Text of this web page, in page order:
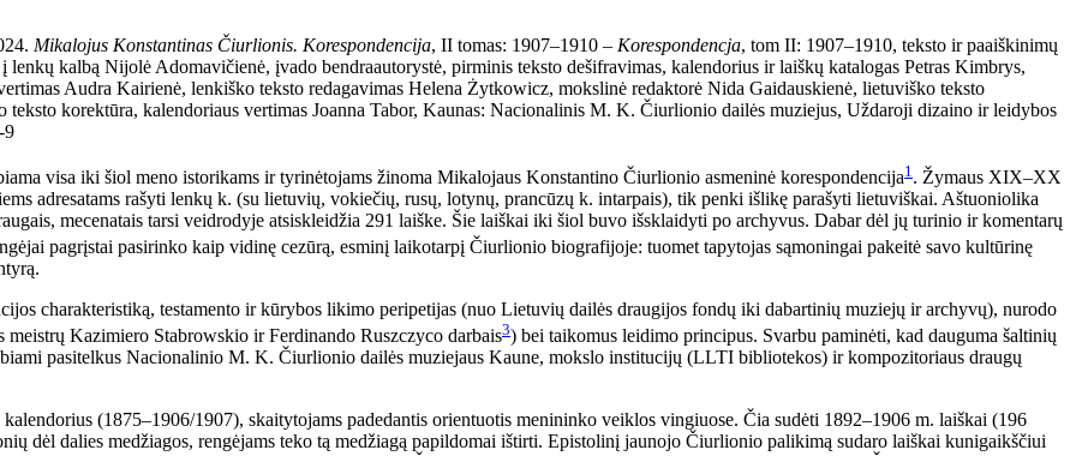
Mikalojus Konstantinas Čiurlionis. Korespondencija, II tomas: 1907–1910 – Korespondencja, tom II: 1907–1910, teksto ir paaiškinimų
kalbą Nijolė Adomavičienė, įvado bendraautorystė, pirminis teksto dešifravimas, kalendorius ir laiškų katalogas Petras Kimbrys,
Audra Kairienė, lenkiško teksto redagavimas Helena Żytkowicz, mokslinė redaktorė Nida Gaidauskienė, lietuviško teksto
teksto korektūra, kalendoriaus vertimas Joanna Tabor, Kaunas: Nacionalinis M. K. Čiurlionio dailės muziejus, Uždaroji dizaino ir leidybos
9
visa iki šiol meno istorikams ir tyrinėtojams žinoma Mikalojaus Konstantino Čiurlionio asmeninė korespondencija1 . Žymaus XIX–XX
adresatams rašyti lenkų k. (su lietuvių, vokiečių, rusų, lotynų, prancūzų k. intarpais), tik penki išlikę parašyti lietuviškai. Aštuoniolika
mecenatais tarsi veidrodyje atsiskleidžia 291 laiške. Šie laiškai iki šiol buvo išsklaidyti po archyvus. Dabar dėl jų turinio ir komentarų
pagrįstai pasirinko kaip vidinę cezūrą, esminį laikotarpį Čiurlionio biografijoje: tuomet tapytojas sąmoningai pakeitė savo kultūrinę
charakteristiką, testamento ir kūrybos likimo peripetijas (nuo Lietuvių dailės draugijos fondų iki dabartinių muziejų ir archyvų), nurodo
Kazimiero Stabrowskio ir Ferdinando Ruszczyco darbais3) bei taikomus leidimo principus. Svarbu paminėti, kad dauguma šaltinių
pasitelkus Nacionalinio M. K. Čiurlionio dailės muziejaus Kaune, mokslo institucijų (LLTI bibliotekos) ir kompozitoriaus draugų
(1875–1906/1907), skaitytojams padedantis orientuotis menininko veiklos vingiuose. Čia sudėti 1892–1906 m. laiškai (196
dėl dalies medžiagos, rengėjams teko tą medžiagą papildomai ištirti. Epistolinį jaunojo Čiurlionio palikimą sudaro laiškai kunigaikščiui